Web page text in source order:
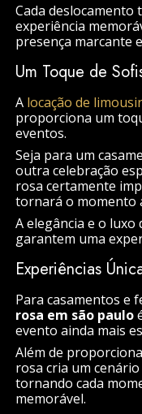
Cada
experiência
presença marcante
Um Toque de
A locação de
proporciona um
eventos.
Seja para um
outra celebração
rosa certamente
tornará o momento
A elegância e o
garantem uma
Experiências
Para casamentos e
rosa em são paulo
evento ainda mais
Além de
rosa cria um
tornando cada
memorável.